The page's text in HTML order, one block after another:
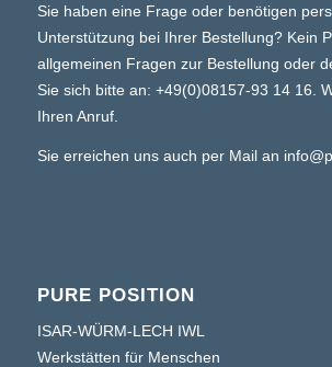
Sie haben eine Frage oder benötigen
Unterstützung bei Ihrer Bestellung? Kein
allgemeinen Fragen zur Bestellung oder
Sie sich bitte an: +49(0)08157-93 14 16 .
Ihren Anruf.
Sie erreichen uns auch per Mail an
PURE POSITION
ISAR-WÜRM-LECH IWL
Werkstätten für Menschen